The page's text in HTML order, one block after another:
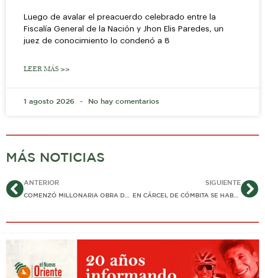
Luego de avalar el preacuerdo celebrado entre la
Fiscalía General de la Nación y Jhon Elis Paredes, un
juez de conocimiento lo condenó a 8
LEER MÁS >>
1 agosto 2026 No hay comentarios
MÁS NOTICIAS
AntANTERIOR
COMENZÓ MILLONARIA OBRA DE CONSTRUCCIÓN EN RÍO DE MONTERREY: GOBERNACIÓN APORTA RECURSOS PARA DIQUE
SIGUIENTE
EN CÁRCEL DE CÓMBITA SE HABRÍA FRAGUADO SECUESTRO DE PAOLA ARTEAGA. DELINCUENTES SUPLANTARON A «SEGUNDA MARQUETALIA». HAY UN CAPTURADO…